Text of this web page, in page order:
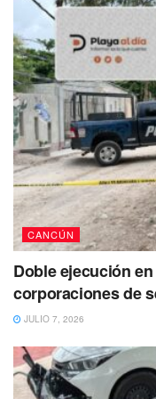
CANCÚN
Doble ejecución
corporaciones de
JULIO 7, 2026